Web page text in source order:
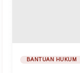
BANTUAN HUKUM